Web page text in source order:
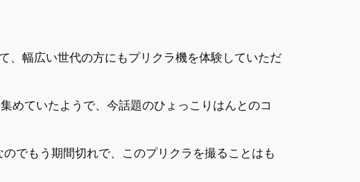
、幅広い世代の方にもプリクラ機を体験していただ
めていたようで、今話題のひょっこりはんとのコ
でもう期間切れで、このプリクラを撮ることはも